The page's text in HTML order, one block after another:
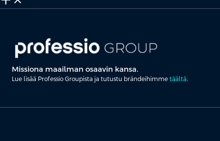
Missiona maailman osaavin kansa.
Lue lisää Professio Groupista ja tutustu brändeihimme täältä.